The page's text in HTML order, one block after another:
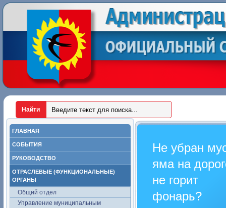
ГЛАВНАЯ
СОБЫТИЯ
РУКОВОДСТВО
ОТРАСЛЕВЫЕ (ФУНКЦИОНАЛЬНЫЕ)
ОРГАНЫ
Общий отдел
Управление муниципальным
Не убран
яма на
не горит
фонарь?